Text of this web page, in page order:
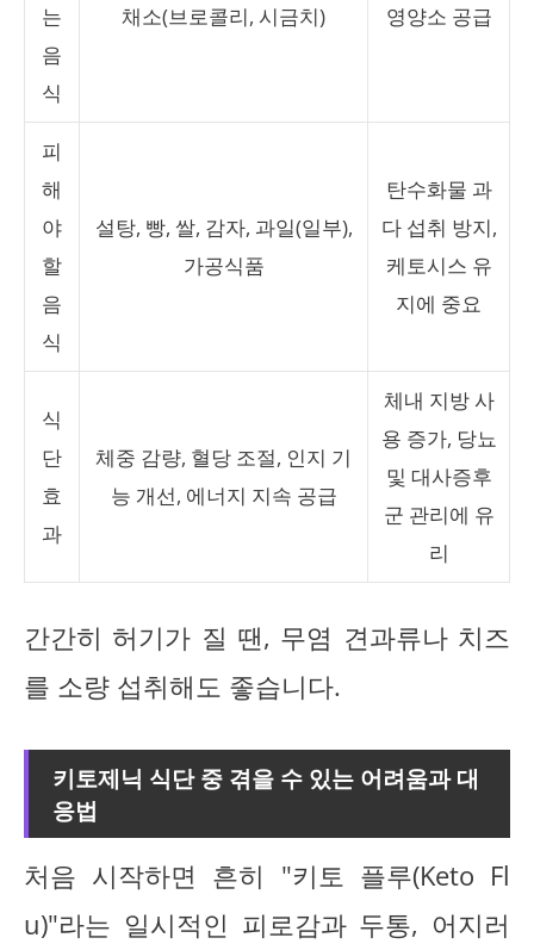
는
음
식
채소(브로콜리, 시금치)
영양소 공급
피
해
야
할
음
식
설탕, 빵, 쌀, 감자, 과일(일부),
가공식품
탄수화물 과
다 섭취 방지,
케토시스 유
지에 중요
식
단
효
과
체중 감량, 혈당 조절, 인지 기
능 개선, 에너지 지속 공급
체내 지방 사
용 증가, 당뇨
및 대사증후
군 관리에 유
리
간간히 허기가 질 땐, 무염 견과류나 치즈
를 소량 섭취해도 좋습니다.
키토제닉 식단 중 겪을 수 있는 어려움과 대
응법
처음 시작하면 흔히 "키토 플루(Keto Fl
u)"라는 일시적인 피로감과 두통, 어지러